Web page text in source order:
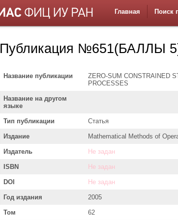
Главная Поиск
Публикация №651(БАЛЛЫ
Название публикации
ZERO-SUM CONSTRAINED
PROCESSES
Название на другом
языке
Тип публикации Статья
Издание Mathematical Methods of
Издатель Не задан
ISBN Не задан
DOI Не задан
Год издания 2005
Том 62